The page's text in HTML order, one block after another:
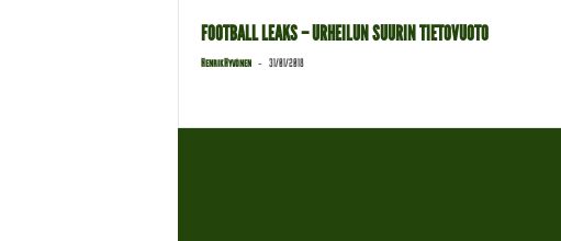
FOOTBALL LEAKS – URHEILUN SUURIN TIETOVUOTO
Henrik Hyvönen - 31/01/2018